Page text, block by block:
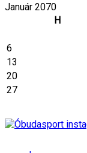
Január 2070
H
6
13
20
27